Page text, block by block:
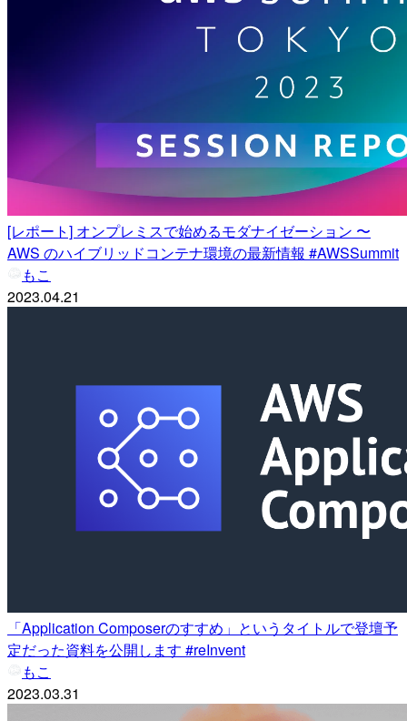
[レポート] オンプレミスで始めるモダナイゼーション 〜
AWS のハイブリッドコンテナ環境の最新情報 #AWSSummit
もこ
2023.04.21
「Application Composerのすすめ」というタイトルで登壇予
定だった資料を公開します #reInvent
もこ
2023.03.31